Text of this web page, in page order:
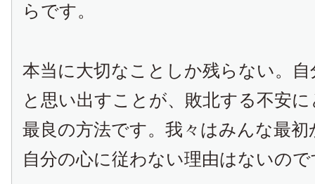
らです。
本当に大切なことしか残らない。
と思い出すことが、敗北する不安
最良の方法です。我々はみんな最
自分の心に従わない理由はないの